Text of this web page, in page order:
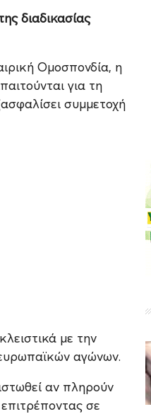
διαδικασίας
Ομοσπονδία, η
για τη
συμμετοχή
με την
αγώνων.
αν πληρούν
σε